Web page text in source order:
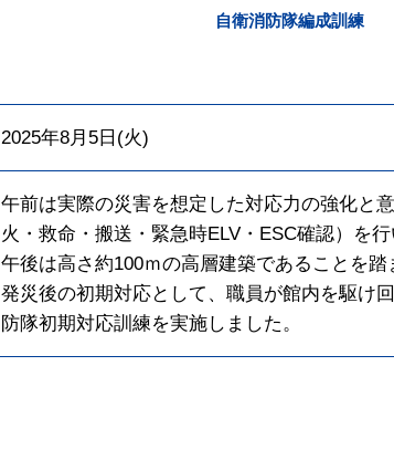
自衛消防隊編成訓練
2025年8月5日(火)
午前は実際の災害を想定した対応力の強化と
火・救命・搬送・緊急時ELV・ESC確認）を行
午後は高さ約100ｍの高層建築であることを
発災後の初期対応として、職員が館内を駆け
防隊初期対応訓練を実施しました。